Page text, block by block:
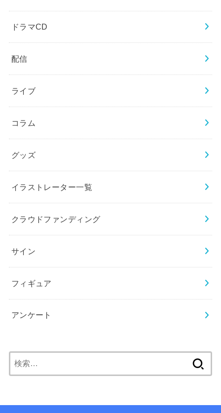
ドラマCD
配信
ライブ
コラム
グッズ
イラストレーター一覧
クラウドファンディング
サイン
フィギュア
アンケート
索: